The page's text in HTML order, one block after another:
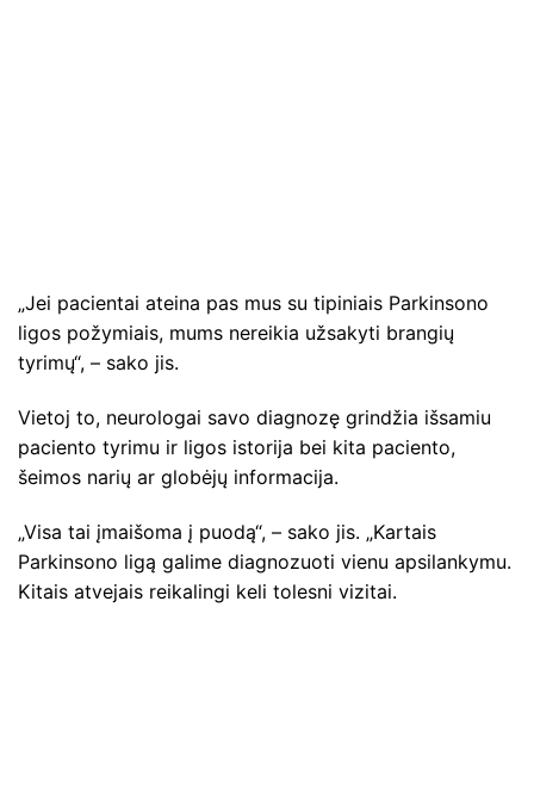
„Jei pacientai ateina pas mus su tipiniais Parkinsono
ligos požymiais, mums nereikia užsakyti brangių
tyrimų“, – sako jis.
Vietoj to, neurologai savo diagnozę grindžia išsamiu
paciento tyrimu ir ligos istorija bei kita paciento,
šeimos narių ar globėjų informacija.
„Visa tai įmaišoma į puodą“, – sako jis. „Kartais
Parkinsono ligą galime diagnozuoti vienu apsilankymu.
Kitais atvejais reikalingi keli tolesni vizitai.